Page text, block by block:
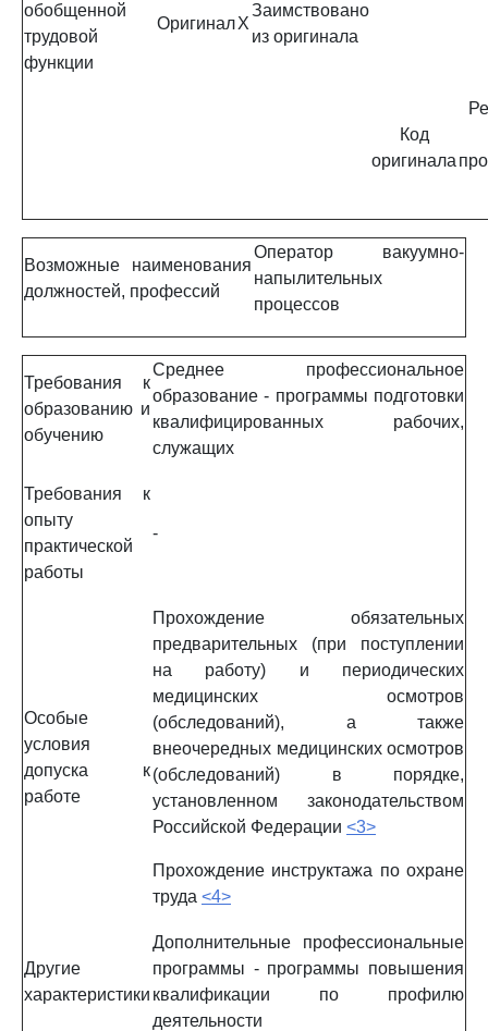
обобщенной
трудовой
функции
ОригиналX
Заимствовано
из оригинала
Код
оригинала
Возможные наименования
должностей, профессий
Оператор вакуумно-
напылительных
процессов
Требования к
образованию и
обучению
Среднее профессиональное
образование - программы подготовки
квалифицированных рабочих,
служащих
Требования к
опыту
практической
работы
-
Особые
условия
допуска к
работе
Прохождение обязательных
предварительных (при поступлении
на работу) и периодических
медицинских осмотров
(обследований), а также
внеочередных медицинских осмотров
(обследований) в порядке,
установленном законодательством
Российской Федерации <3>
Прохождение инструктажа по охране
труда <4>
Другие
характеристики
Дополнительные профессиональные
программы - программы повышения
квалификации по профилю
деятельности